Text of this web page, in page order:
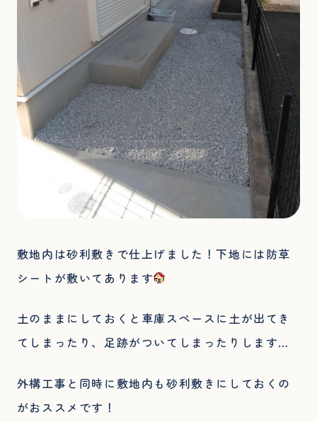
敷地内は砂利敷きで仕上げました！下地には防草
シートが敷いてあります
土のままにしておくと車庫スペースに土が出てき
てしまったり、足跡がついてしまったりします…
外構工事と同時に敷地内も砂利敷きにしておくの
がおススメです！